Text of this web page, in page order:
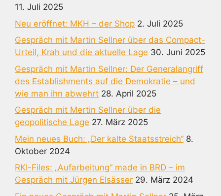
11. Juli 2025
Neu eröffnet: MKH – der Shop 2. Juli 2025
Gespräch mit Martin Sellner über das Compact-
Urteil, Krah und die aktuelle Lage 30. Juni 2025
Gespräch mit Martin Sellner: Der Generalangriff
des Establishments auf die Demokratie – und
wie man ihn abwehrt 28. April 2025
Gespräch mit Mertin Sellner über die
geopolitische Lage 27. März 2025
Mein neues Buch: „Der kalte Staatsstreich“ 8.
Oktober 2024
RKI-Files: „Aufarbeitung“ made in BRD – im
Gespräch mit Jürgen Elsässer 29. März 2024